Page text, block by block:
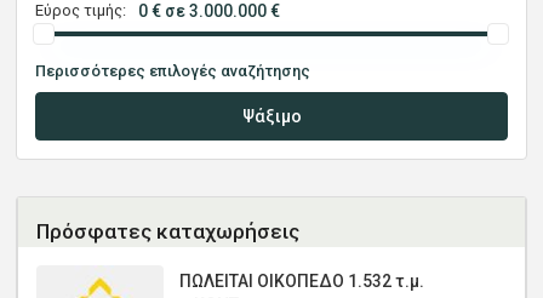
Εύρος τιμής: 0 € σε 3.000.000 €
Περισσότερες επιλογές αναζήτησης
Ψάξιμο
Πρόσφατες καταχωρήσεις
ΠΩΛΕΙΤΑΙ ΟΙΚΟΠΕΔΟ 1.532 τ.μ.